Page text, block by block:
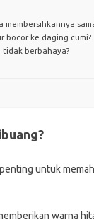
membersihkannya
bocor ke daging cumi?
tidak berbahaya?
untuk
warna